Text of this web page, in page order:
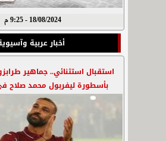
18/08/2024 - 9:25 م
أخبار عربية
استقبال استثنائي.. جماهير
بأسطورة ليفربول محمد صلاح في